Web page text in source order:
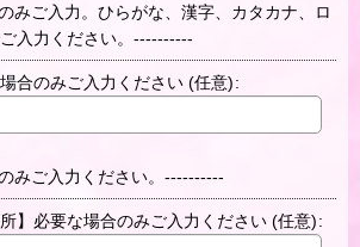
みご入力。ひらがな、漢字、カタカナ、ロ
入力ください。----------
合のみご入力ください (任意):
みご入力ください。----------
】必要な場合のみご入力ください (任意):